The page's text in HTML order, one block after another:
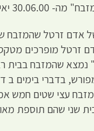
יאיר שלג.
של אדם זרטל
זרטל מופרכים
נמצא שהמזבח
בדברי בימים
עצי שטים חמש
שני שהם תוספת